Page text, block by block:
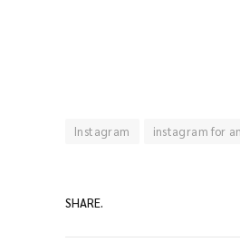
Instagram instagram for
SHARE.